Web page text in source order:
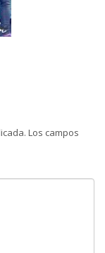
Los campos